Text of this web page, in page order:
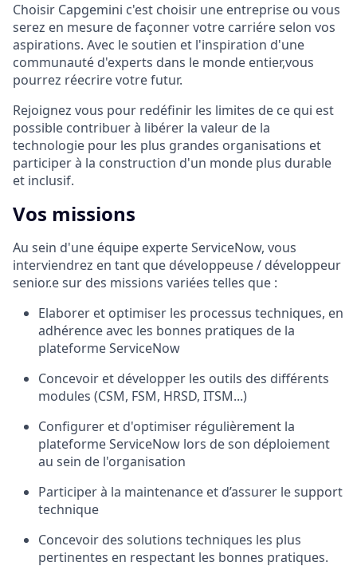
Choisir Capgemini c'est choisir une entreprise ou vous
serez en mesure de façonner votre carriére selon vos
aspirations. Avec le soutien et l'inspiration d'une
communauté d'experts dans le monde entier,vous
pourrez réecrire votre futur.
Rejoignez vous pour redéfinir les limites de ce qui est
possible contribuer à libérer la valeur de la
technologie pour les plus grandes organisations et
participer à la construction d'un monde plus durable
et inclusif.
Vos missions
Au sein d'une équipe experte ServiceNow, vous
interviendrez en tant que développeuse / développeur
senior.e sur des missions variées telles que :
Elaborer et optimiser les processus techniques, en
adhérence avec les bonnes pratiques de la
plateforme ServiceNow
Concevoir et développer les outils des différents
modules (CSM, FSM, HRSD, ITSM...)
Configurer et d'optimiser régulièrement la
plateforme ServiceNow lors de son déploiement
au sein de l'organisation
Participer à la maintenance et d’assurer le support
technique
Concevoir des solutions techniques les plus
pertinentes en respectant les bonnes pratiques.